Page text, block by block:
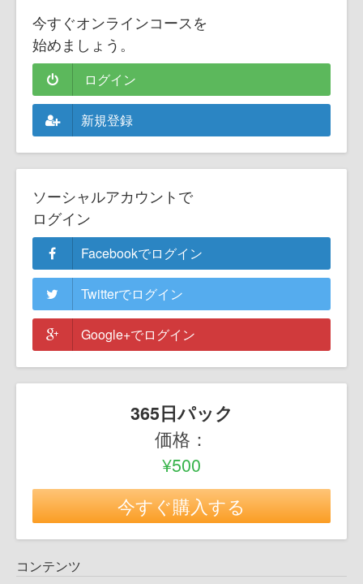
今すぐオンラインコースを
始めましょう。
ログイン
新規登録
ソーシャルアカウントで
ログイン
Facebookでログイン
Twitterでログイン
Google+でログイン
365日パック
価格：
¥500
今すぐ購入する
コンテンツ